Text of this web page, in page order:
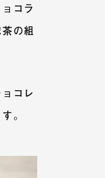
コラ
の組
コレ
。